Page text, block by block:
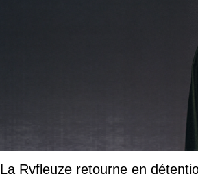
La Rvfleuze retourne en